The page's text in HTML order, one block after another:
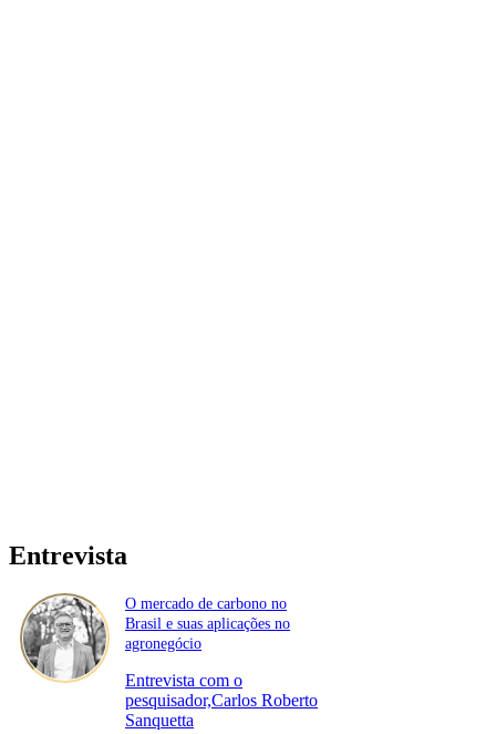
Entrevista
O mercado de carbono no
Brasil e suas aplicações no
agronegócio
Entrevista com o
pesquisador,Carlos Roberto
Sanquetta